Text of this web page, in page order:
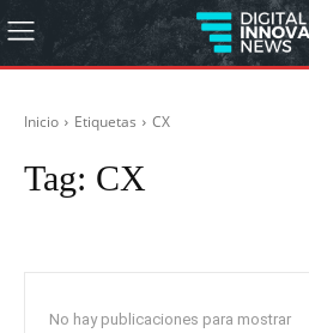
Inicio Etiquetas CX
Tag: CX
No hay publicaciones para mostrar